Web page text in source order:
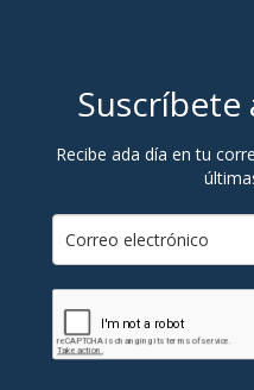
Recibe ada día en tu